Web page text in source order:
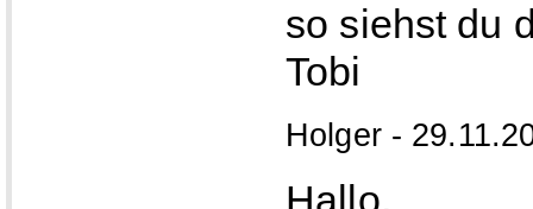
so siehst du
Tobi
Holger -
Hallo,